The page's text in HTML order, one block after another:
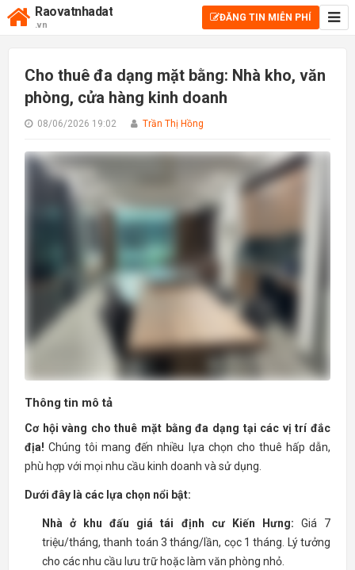
Raovatnhadat
.vn
ĐĂNG TIN MIỄN PHÍ
Cho thuê đa dạng mặt bằng: Nhà kho, văn
phòng, cửa hàng kinh doanh
08/06/2026 19:02 Trần Thị Hồng
Thông tin mô tả
Cơ hội vàng cho thuê mặt bằng đa dạng tại các vị trí đắc
địa! Chúng tôi mang đến nhiều lựa chọn cho thuê hấp dẫn,
phù hợp với mọi nhu cầu kinh doanh và sử dụng.
Dưới đây là các lựa chọn nổi bật:
Nhà ở khu đấu giá tái định cư Kiến Hưng: Giá 7
triệu/tháng, thanh toán 3 tháng/lần, cọc 1 tháng. Lý tưởng
cho các nhu cầu lưu trữ hoặc làm văn phòng nhỏ.